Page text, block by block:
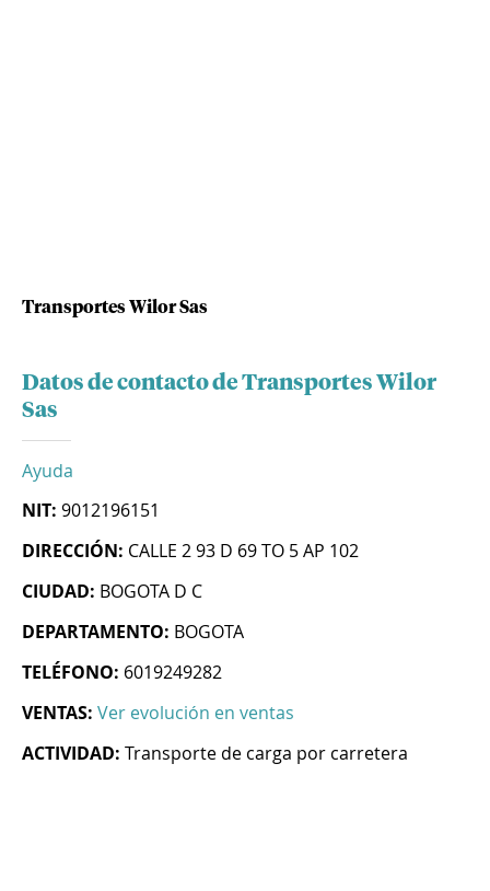
Transportes Wilor Sas
Datos de contacto de Transportes Wilor
Sas
Ayuda
NIT: 9012196151
DIRECCIÓN: CALLE 2 93 D 69 TO 5 AP 102
CIUDAD: BOGOTA D C
DEPARTAMENTO: BOGOTA
TELÉFONO: 6019249282
VENTAS: Ver evolución en ventas
ACTIVIDAD: Transporte de carga por carretera